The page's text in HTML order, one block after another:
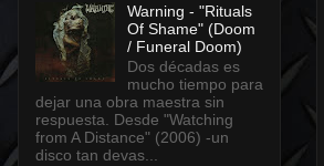
Warning - "Rituals
Of Shame" (Doom
/ Funeral Doom)
Dos décadas es
mucho tiempo para
dejar una obra maestra sin
respuesta. Desde "Watching
from A Distance" (2006) -un
disco tan devas...